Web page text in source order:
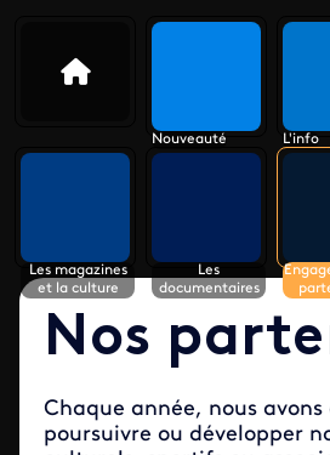
Nouveauté L'info
Les magazines
et la culture
Les
documentaires
Nos
Chaque année, nous avons
poursuivre ou développer